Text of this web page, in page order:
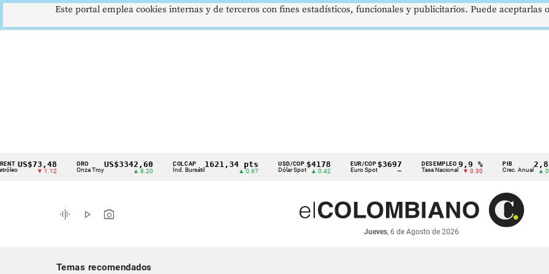
Cintillo
indicadores
económicos
▼ 1.12
ORO
Onza Troy
US$3342,60 COLCAP
Índ. Bursátil
1621,34 pts USD/COP
Dólar Spot
$4178
▲ 0.42
EUR/COP
Euro Spot
$3697
—
DESEMPLEO
Tasa Nacional
9,9 %
▼ 0.30
PIB
Crec. Anual
2,8 %
▲ 0.10
graphic_eq play_arrow photo_camera
Jueves, 6 de Agosto de 2026
Temas recomendados
Este portal emplea cookies internas y de terceros con fines estadísticos, funcionales y publicitarios. Puede aceptarlas